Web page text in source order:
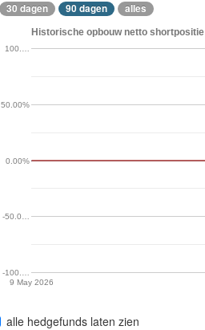
30 dagen 90 dagen alles
Historische opbouw netto
9 May 2026
-100.…
-50.0…
0.00%
50.00%
100.…
alle hedgefunds laten zien